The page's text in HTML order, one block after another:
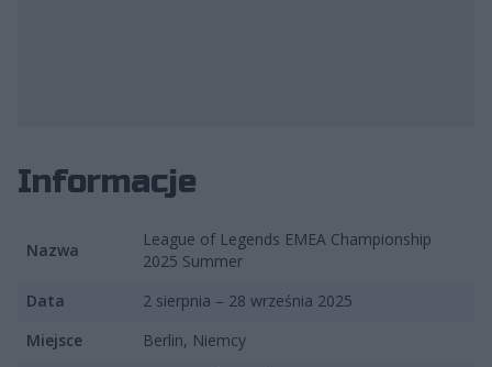
Informacje
Nazwa
League of Legends EMEA Championship
2025 Summer
Data
2 sierpnia – 28 września 2025
Miejsce
Berlin, Niemcy